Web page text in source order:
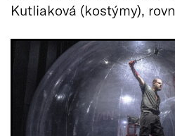
Kutliaková (kostýmy),